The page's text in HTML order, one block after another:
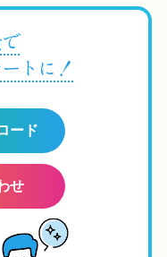
トに！
ード
せ